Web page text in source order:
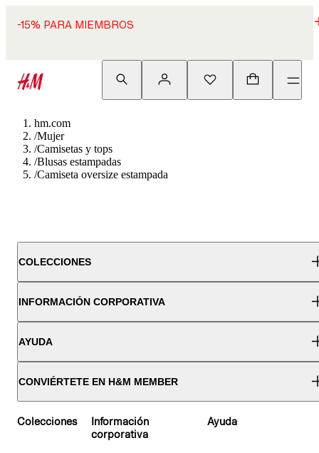
-15% PARA MIEMBROS
hm.com
/Mujer
/Camisetas y tops
/Blusas estampadas
/Camiseta oversize estampada
COLECCIONES
INFORMACIÓN CORPORATIVA
AYUDA
CONVIÉRTETE EN H&M MEMBER
Colecciones
Información
corporativa
Ayuda